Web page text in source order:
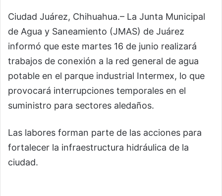
Ciudad Juárez, Chihuahua.– La Junta Municipal
de Agua y Saneamiento (JMAS) de Juárez
informó que este martes 16 de junio realizará
trabajos de conexión a la red general de agua
potable en el parque industrial Intermex, lo que
provocará interrupciones temporales en el
suministro para sectores aledaños.
Las labores forman parte de las acciones para
fortalecer la infraestructura hidráulica de la
ciudad.